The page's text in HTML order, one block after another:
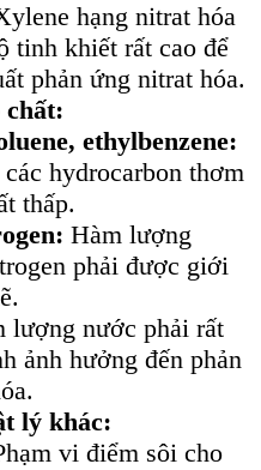
hạng nitrat hóa
tinh khiết rất cao để
phản ứng nitrat hóa.
ethylbenzene:
hydrocarbon thơm
thấp.
Hàm lượng
phải được giới
lượng nước phải rất
ảnh hưởng đến phản
lý khác:
vi điểm sôi cho